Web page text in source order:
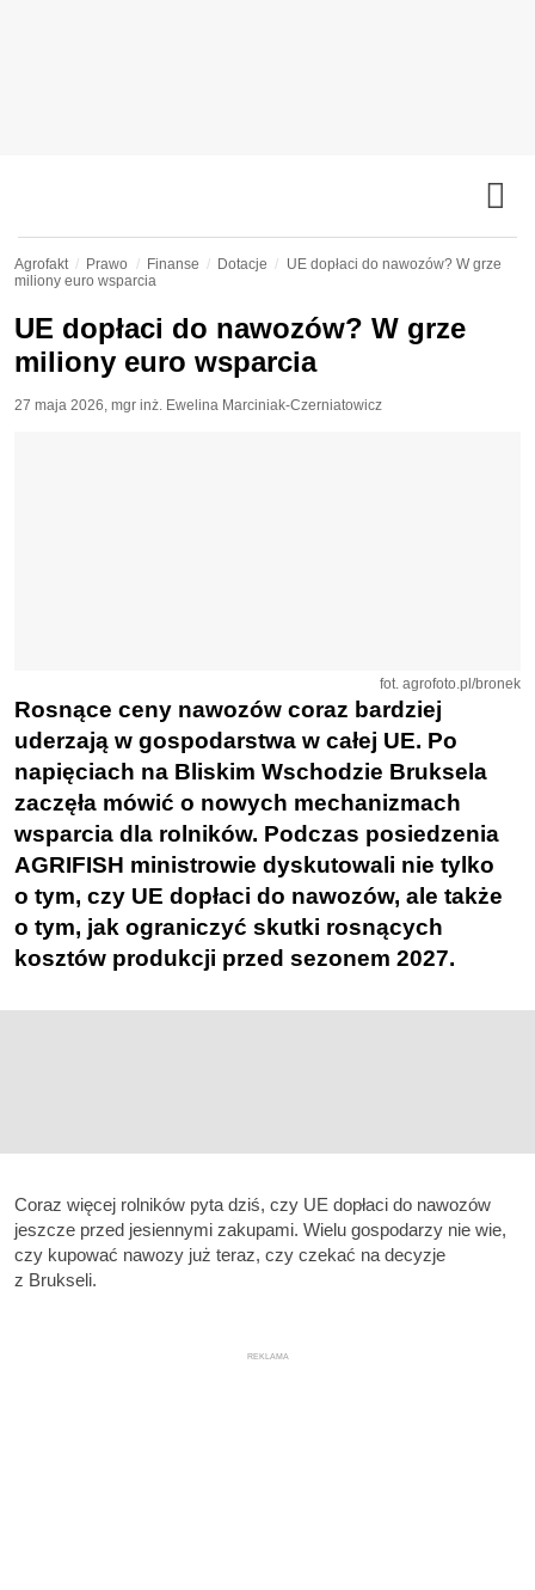
Agrofakt Prawo Finanse Dotacje
UE dopłaci do nawozów? W grze
miliony euro wsparcia
UE dopłaci do nawozów? W grze
miliony euro wsparcia
27 maja 2026, mgr inż. Ewelina Marciniak-Czerniatowicz
fot. agrofoto.pl/bronek
Rosnące ceny nawozów coraz bardziej
uderzają w gospodarstwa w całej UE. Po
napięciach na Bliskim Wschodzie Bruksela
zaczęła mówić o nowych mechanizmach
wsparcia dla rolników. Podczas posiedzenia
AGRIFISH ministrowie dyskutowali nie tylko
o tym, czy UE dopłaci do nawozów, ale także
o tym, jak ograniczyć skutki rosnących
kosztów produkcji przed sezonem 2027.
Coraz więcej rolników pyta dziś, czy UE dopłaci do nawozów
jeszcze przed jesiennymi zakupami. Wielu gospodarzy nie wie,
czy kupować nawozy już teraz, czy czekać na decyzje
z Brukseli.
REKLAMA